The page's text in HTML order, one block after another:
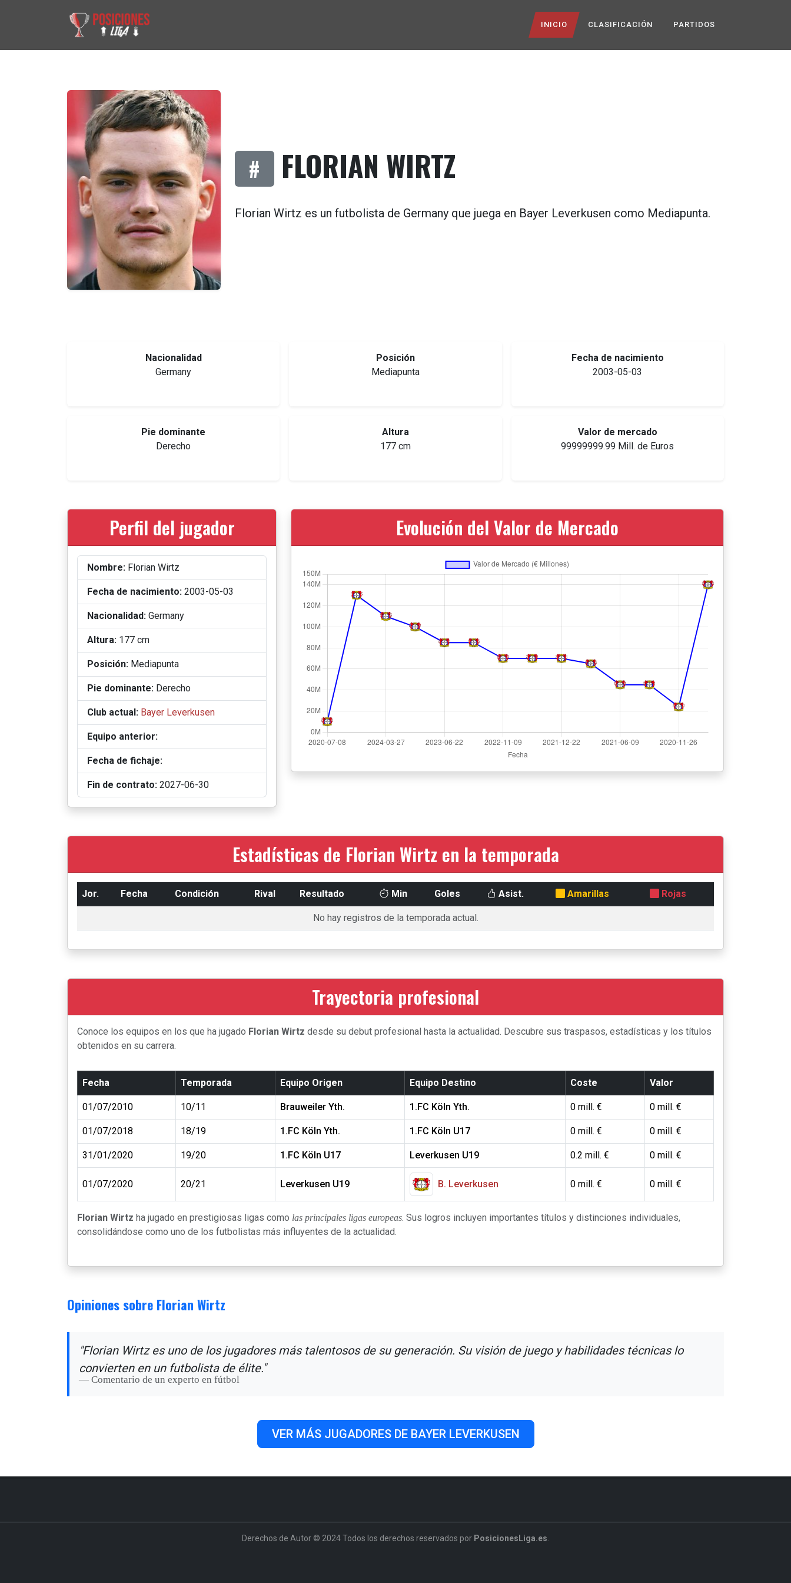
INICIO CLASIFICACIÓN PARTIDOS
# FLORIAN WIRTZ
Florian Wirtz es un futbolista de Germany que juega en Bayer Leverkusen como Mediapunta.
Nacionalidad
Germany
Posición
Mediapunta
Fecha de nacimiento
2003-05-03
Pie dominante
Derecho
Altura
177 cm
Valor de mercado
99999999.99 Mill. de Euros
Perfil del jugador
Nombre: Florian Wirtz
Fecha de nacimiento: 2003-05-03
Nacionalidad: Germany
Altura: 177 cm
Posición: Mediapunta
Pie dominante: Derecho
Club actual: Bayer Leverkusen
Equipo anterior:
Fecha de fichaje:
Fin de contrato: 2027-06-30
Evolución del Valor de Mercado
Estadísticas de Florian Wirtz en la temporada
Jor. Fecha Condición Rival Resultado Min Goles Asist. Amarillas Rojas
No hay registros de la temporada actual.
Trayectoria profesional
Conoce los equipos en los que ha jugado Florian Wirtz desde su debut profesional hasta la actualidad. Descubre sus traspasos, estadísticas y los títulos
obtenidos en su carrera.
Fecha Temporada Equipo Origen Equipo Destino Coste Valor
01/07/2010 10/11 Brauweiler Yth. 1.FC Köln Yth. 0 mill. € 0 mill. €
01/07/2018 18/19 1.FC Köln Yth. 1.FC Köln U17 0 mill. € 0 mill. €
31/01/2020 19/20 1.FC Köln U17 Leverkusen U19 0.2 mill. € 0 mill. €
01/07/2020 20/21 Leverkusen U19 B. Leverkusen 0 mill. € 0 mill. €
Florian Wirtz ha jugado en prestigiosas ligas como las principales ligas europeas. Sus logros incluyen importantes títulos y distinciones individuales,
consolidándose como uno de los futbolistas más influyentes de la actualidad.
Opiniones sobre Florian Wirtz
"Florian Wirtz es uno de los jugadores más talentosos de su generación. Su visión de juego y habilidades técnicas lo
convierten en un futbolista de élite."
Comentario de un experto en fútbol
VER MÁS JUGADORES DE BAYER LEVERKUSEN
Derechos de Autor © 2024 Todos los derechos reservados por PosicionesLiga.es.